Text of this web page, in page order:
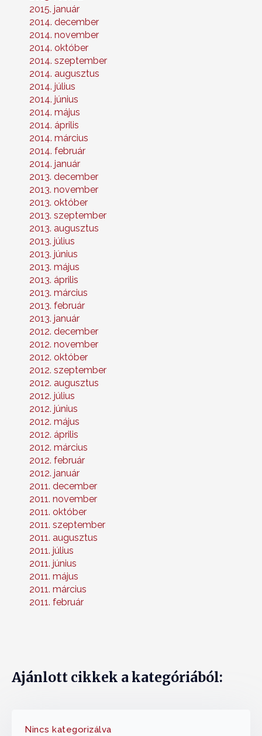
2015. január
2014. december
2014. november
2014. október
2014. szeptember
2014. augusztus
2014. július
2014. június
2014. május
2014. április
2014. március
2014. február
2014. január
2013. december
2013. november
2013. október
2013. szeptember
2013. augusztus
2013. július
2013. június
2013. május
2013. április
2013. március
2013. február
2013. január
2012. december
2012. november
2012. október
2012. szeptember
2012. augusztus
2012. július
2012. június
2012. május
2012. április
2012. március
2012. február
2012. január
2011. december
2011. november
2011. október
2011. szeptember
2011. augusztus
2011. július
2011. június
2011. május
2011. március
2011. február
Ajánlott cikkek a kategóriából:
Nincs kategorizálva